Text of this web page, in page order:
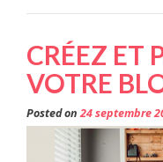
CRÉEZ ET
VOTRE
Posted on24 septembre